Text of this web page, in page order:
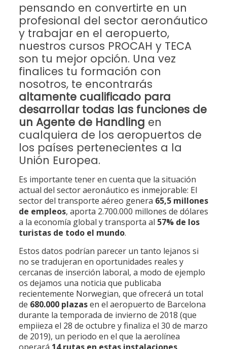
pensando en convertirte en un
profesional del sector aeronáutico
y trabajar en el aeropuerto,
nuestros cursos PROCAH y TECA
son tu mejor opción. Una vez
finalices tu formación con
nosotros, te encontrarás
altamente cualificado para
desarrollar todas las funciones de
un Agente de Handling en
cualquiera de los aeropuertos de
los países pertenecientes a la
Unión Europea.
Es importante tener en cuenta que la situación
actual del sector aeronáutico es inmejorable: El
sector del transporte aéreo genera 65,5 millones
de empleos, aporta 2.700.000 millones de dólares
a la economía global y transporta al 57% de los
turistas de todo el mundo.
Estos datos podrían parecer un tanto lejanos si
no se tradujeran en oportunidades reales y
cercanas de inserción laboral, a modo de ejemplo
os dejamos una noticia que publicaba
recientemente Norwegian, que ofrecerá un total
de 680.000 plazasen el aeropuerto de Barcelona
durante la temporada de invierno de 2018 (que
empiieza el 28 de octubre y finaliza el 30 de marzo
de 2019), un periodo en el que la aerolínea